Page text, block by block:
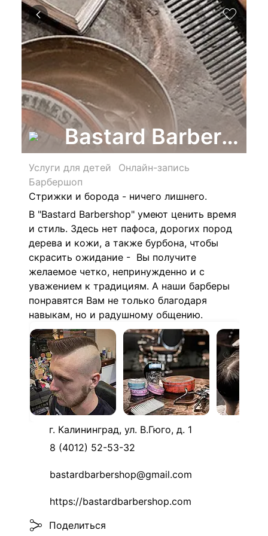
Bastard
Услуги для детей
Онлайн-запись
Барбершоп
Стрижки и борода - ничего лишнего.
В "Bastard Barbershop" умеют ценить время
и стиль. Здесь нет пафоса, дорогих пород
дерева и кожи, а также бурбона, чтобы
скрасить ожидание - Вы получите
желаемое четко, непринужденно и с
уважением к традициям. А наши барберы
понравятся Вам не только благодаря
навыкам, но и радушному общению.
г. Калининград, ул. В.Гюго, д. 1
8 (4012) 52-53-32
bastardbarbershop@gmail.com
https://bastardbarbershop.com
Поделиться